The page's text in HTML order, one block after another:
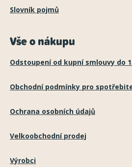
Slovník pojmů
Vše o nákupu
Odstoupení od kupní smlouvy do
Obchodní podmínky pro
Ochrana osobních údajů
Velkoobchodní prodej
Výrobci